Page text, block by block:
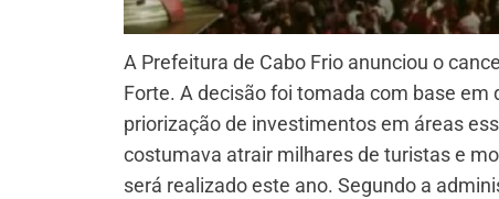
A Prefeitura de Cabo Frio anunciou o
Forte. A decisão foi tomada com base
priorização de investimentos em áreas
costumava atrair milhares de turistas e
será realizado este ano. Segundo a